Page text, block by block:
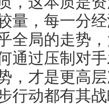
量，每一分
全局的走势
通过压制对
，才是更高
行动都有其